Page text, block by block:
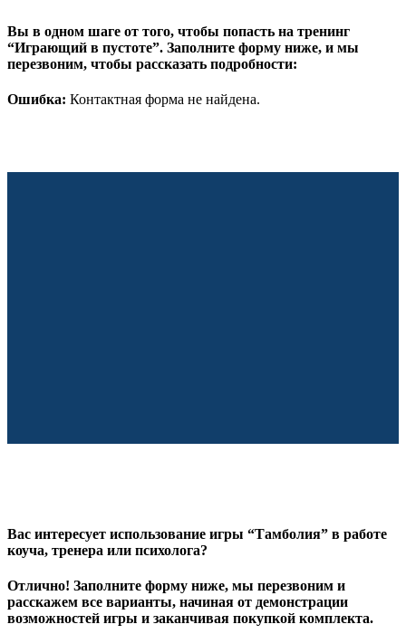
Вы в одном шаге от того, чтобы попасть на тренинг
“Играющий в пустоте”. Заполните форму ниже, и мы
перезвоним, чтобы рассказать подробности:
Ошибка: Контактная форма не найдена.
Вас интересует использование игры “Тамболия” в работе
коуча, тренера или психолога?
Отлично! Заполните форму ниже, мы перезвоним и
расскажем все варианты, начиная от демонстрации
возможностей игры и заканчивая покупкой комплекта.